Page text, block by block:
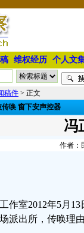
维权经历 个人文
稿件 > 正文
唤 窗下安声控器
冯
作者：
作室2012年5月
派出所，传唤理